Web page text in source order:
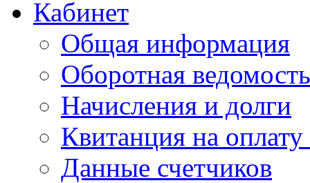
Кабинет
Общая информация
Оборотная ведомость
Начисления и долги
Квитанция на
Данные счетчиков